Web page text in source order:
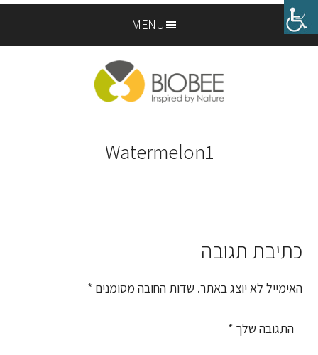
Skip
to
Skip
to
MENU
Watermelon1
Reader
Interactions
כתיבת תגובה
האימייל לא יוצג באתר. שדות החובה מסומנים *
התגובה שלך *